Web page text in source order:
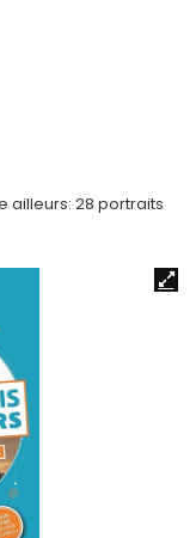
ailleurs: 28 portraits